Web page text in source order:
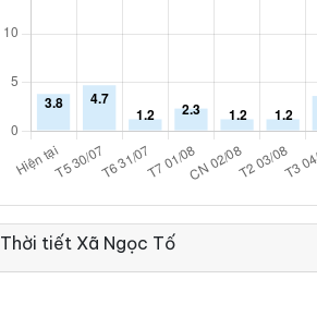
Thời tiết Xã Ngọc Tố